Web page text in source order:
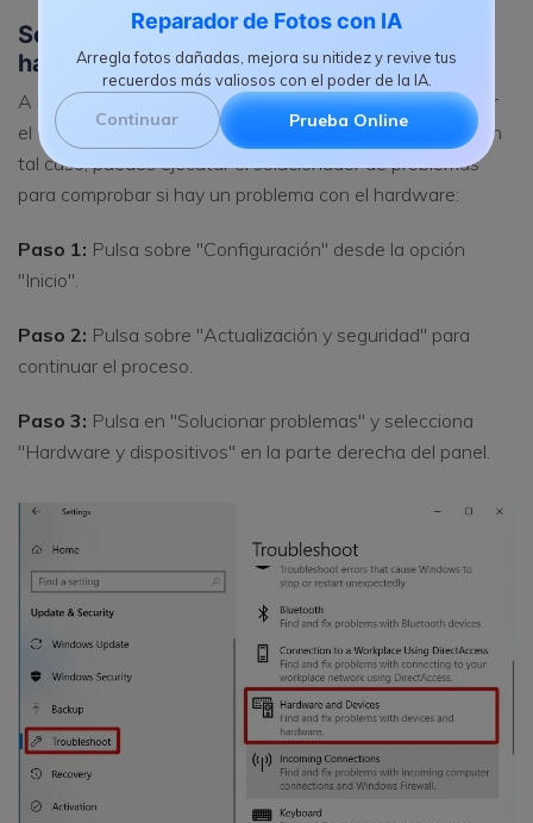
Reparador de Fotos con IA
Arregla fotos dañadas, mejora su nitidez y revive tus
recuerdos más valiosos con el poder de la IA.
Continuar Prueba Online
Solución 5. Ejecutar el diagnóstico de
hardware
A menudo, un fallo de hardware también puede provocar
el error de código de detención irql_not_less_or_equal. En
tal caso, puedes ejecutar el solucionador de problemas
para comprobar si hay un problema con el hardware:
Paso 1: Pulsa sobre "Configuración" desde la opción
"Inicio".
Paso 2: Pulsa sobre "Actualización y seguridad" para
continuar el proceso.
Paso 3: Pulsa en "Solucionar problemas" y selecciona
"Hardware y dispositivos" en la parte derecha del panel.